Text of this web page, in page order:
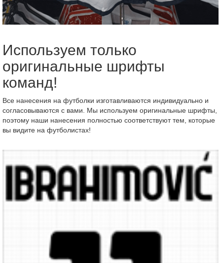
Используем только
оригинальные шрифты
команд!
Все нанесения на футболки изготавливаются индивидуально и
согласовываются с вами. Мы используем оригинальные шрифты,
поэтому наши нанесения полностью соответствуют тем, которые
вы видите на футболистах!